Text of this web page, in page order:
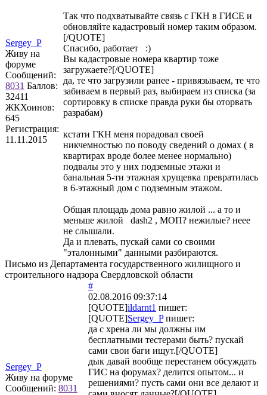
Sergey_P
Живу на
форуме
Сообщений:
8031 Баллов:
32411
ЖКХоинов:
645
Регистрация:
11.11.2015
Так что подхватывайте связь с ГКН в ГИСЕ и
обновляйте кадастровый номер таким образом.
[/QUOTE]
Спасибо, работает :)
Вы кадастровые номера квартир тоже
загружаете?[/QUOTE]
да, те что загрузили ранее - привязываем, те что
забиваем в первый раз, выбираем из списка (за
сортировку в списке правда руки бы оторвать
разрабам)
кстати ГКН меня порадовал своей
никчемностью по поводу сведений о домах ( в
квартирах вроде более менее нормально)
подвалы это у них подземные этажи и
банальная 5-ти этажная хрущевка превратилась
в 6-этажный дом с подземным этажом.
Общая площадь дома равно жилой ... а то и
меньше жилой dash2 , МОП? нежилые? неее
не слышали.
Да и плевать, пускай сами со своими
"эталонными" данными разбираются.
Письмо из Департамента государственного жилищного и
строительного надзора Свердловской области
Sergey_P
Живу на форуме
Сообщений: 8031
#
02.08.2016 09:37:14
[QUOTE]ildarnt1 пишет:
[QUOTE]Sergey_Pпишет:
да с хрена ли мы должны им
бесплатными тестерами быть? пускай
сами свои баги ищут.[/QUOTE]
дык давай вообще перестанем обсуждать
ГИС на форумах? делится опытом... и
решениями? пусть сами они все делают и